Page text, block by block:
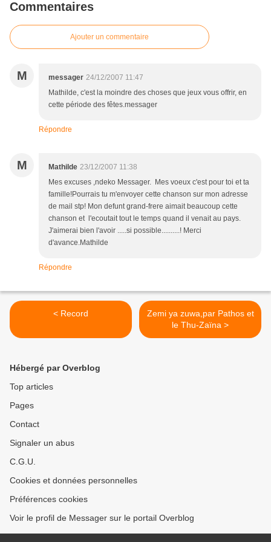
Commentaires
Ajouter un commentaire
M messager 24/12/2007 11:47
Mathilde, c'est la moindre des choses que jeux vous offrir, en
cette période des fêtes.messager
Répondre
M Mathilde 23/12/2007 11:38
Mes excuses ,ndeko Messager. Mes voeux c'est pour toi et ta
famille!Pourrais tu m'envoyer cette chanson sur mon adresse
de mail stp! Mon defunt grand-frere aimait beaucoup cette
chanson et l'ecoutait tout le temps quand il venait au pays.
J'aimerai bien l'avoir .....si possible..........! Merci
d'avance.Mathilde
Répondre
< Record
Zemi ya zuwa,par Pathos et
le Thu-Zaïna >
Hébergé par Overblog
Top articles
Pages
Contact
Signaler un abus
C.G.U.
Cookies et données personnelles
Préférences cookies
Voir le profil de Messager sur le portail Overblog